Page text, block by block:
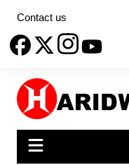
content
Contact us